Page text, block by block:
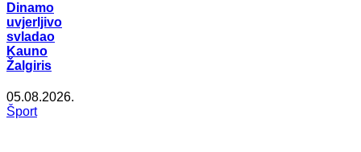
Dinamo
uvjerljivo
svladao
Kauno
Žalgiris
05.08.2026.
Šport